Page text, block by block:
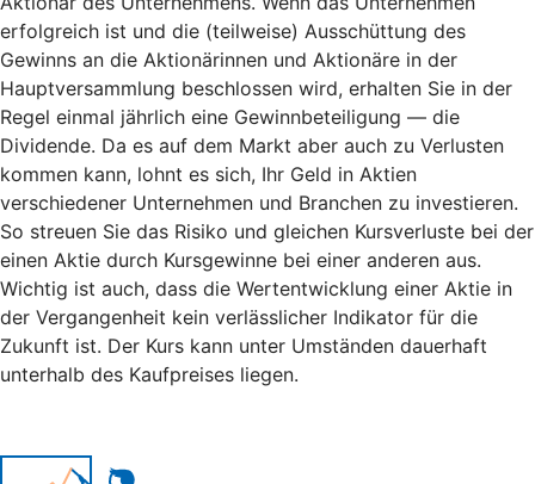
erfolgreich ist und die (teilweise) Ausschüttung des
Gewinns an die Aktionärinnen und Aktionäre in der
Hauptversammlung beschlossen wird, erhalten Sie in der
Regel einmal jährlich eine Gewinnbeteiligung — die
Dividende. Da es auf dem Markt aber auch zu Verlusten
kommen kann, lohnt es sich, Ihr Geld in Aktien
verschiedener Unternehmen und Branchen zu investieren.
So streuen Sie das Risiko und gleichen Kursverluste bei der
einen Aktie durch Kursgewinne bei einer anderen aus.
Wichtig ist auch, dass die Wertentwicklung einer Aktie in
der Vergangenheit kein verlässlicher Indikator für die
Zukunft ist. Der Kurs kann unter Umständen dauerhaft
unterhalb des Kaufpreises liegen.